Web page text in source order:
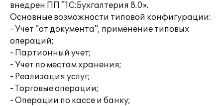
внедрен ПП "1С:Бухгалтерия 8.0».
Основные возможности типовой конфигурации:
- Учет "от документа", применение типовых
операций;
- Партионный учет;
- Учет по местам хранения;
- Реализация услуг;
- Торговые операции;
- Операции по кассе и банку;